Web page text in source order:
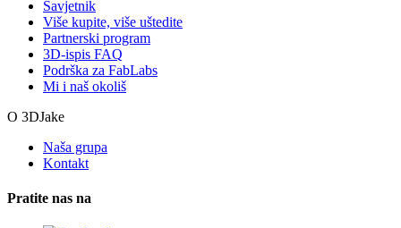
Savjetnik
Više kupite, više uštedite
Partnerski program
3D-ispis FAQ
Podrška za FabLabs
Mi i naš okoliš
O 3DJake
Naša grupa
Kontakt
Pratite nas na